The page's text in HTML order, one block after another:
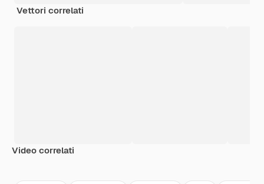
Vettori correlati
Video correlati